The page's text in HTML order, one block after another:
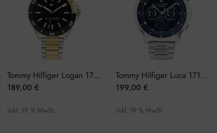
Tommy Hilfiger Logan 1792013 Herrenuhr
189,00 €
inkl. 19 % MwSt.
Tommy Hilfiger Luca 1710492 Herrenuhr
199,00 €
inkl. 19 % MwSt.